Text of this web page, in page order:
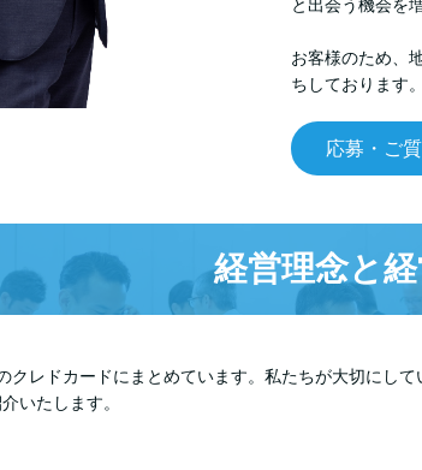
と出会う機会を
お客様のため、
ちしております。
応募・ご
経営理念と
クレドカードにまとめています。私たちが大切にして
いたします。